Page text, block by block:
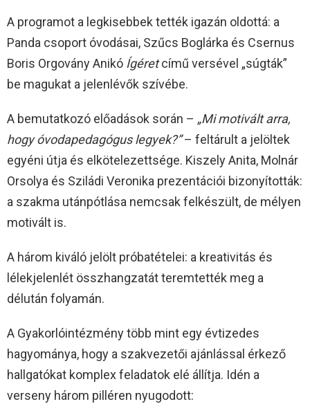
A programot a legkisebbek tették igazán oldottá: a
Panda csoport óvodásai, Szűcs Boglárka és Csernus
Boris Orgovány Anikó Ígéretcímű versével „súgták”
be magukat a jelenlévők szívébe.
A bemutatkozó előadások során – „Mi motivált arra,
hogy óvodapedagógus legyek?”– feltárult a jelöltek
egyéni útja és elkötelezettsége. Kiszely Anita, Molnár
Orsolya és Sziládi Veronika prezentációi bizonyították:
a szakma utánpótlása nemcsak felkészült, de mélyen
motivált is.
A három kiváló jelölt próbatételei: a kreativitás és
lélekjelenlét összhangzatát teremtették meg a
délután folyamán.
A Gyakorlóintézmény több mint egy évtizedes
hagyománya, hogy a szakvezetői ajánlással érkező
hallgatókat komplex feladatok elé állítja. Idén a
verseny három pilléren nyugodott: